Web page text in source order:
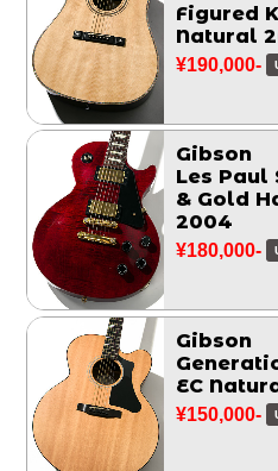
Figured
Natural
¥190,000-
Gibson
Les Paul
& Gold
2004
¥180,000-
Gibson
EC
¥150,000-